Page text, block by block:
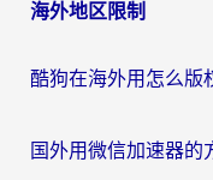
海外地区限制